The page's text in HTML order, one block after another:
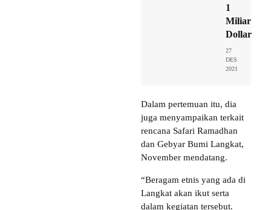
1
Miliar
Dollar
27
DES
2021
Dalam pertemuan itu, dia
juga menyampaikan terkait
rencana Safari Ramadhan
dan Gebyar Bumi Langkat,
November mendatang.
“Beragam etnis yang ada di
Langkat akan ikut serta
dalam kegiatan tersebut.